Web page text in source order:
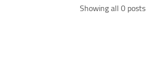
Showing all 0 posts